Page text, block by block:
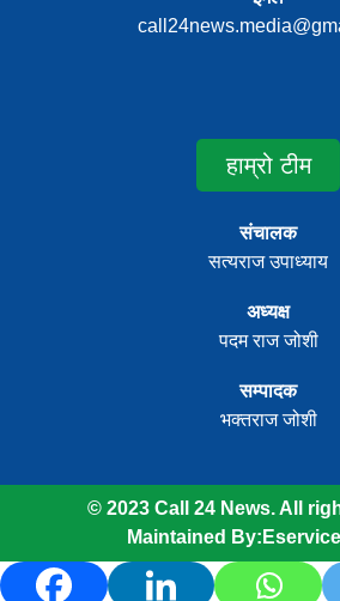
हाम्रो टीम
संचालक
सत्यराज उपाध्याय
अध्यक्ष
पदम राज जोशी
सम्पादक
भक्तराज जोशी
© 2023 Call 24 News. All
Maintained By: